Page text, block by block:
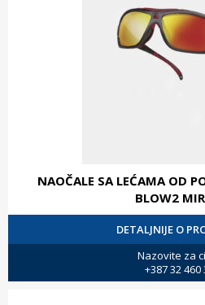
NAOČALE SA LEĆAMA OD
BLOW2
DETALJNIJE O
Nazovite za
+387 32 460